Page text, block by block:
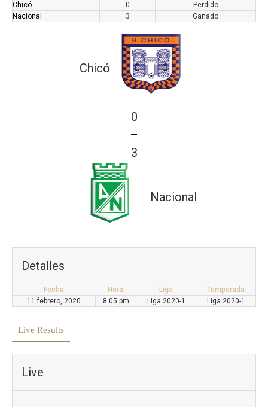
Chicó
0
Perdido
Nacional
3 Ganado
Chicó
0
—
3
Nacional
Detalles
Fecha Hora Liga
Temporada
11 febrero, 2020
8:05 pm Liga 2020-1 Liga 2020-1
Live Results
Live